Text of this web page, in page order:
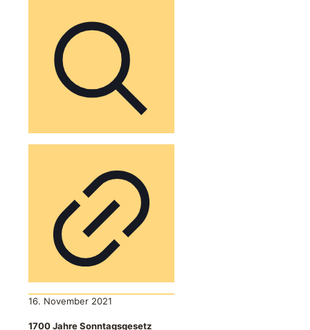
16. November 2021
1700 Jahre Sonntagsgesetz